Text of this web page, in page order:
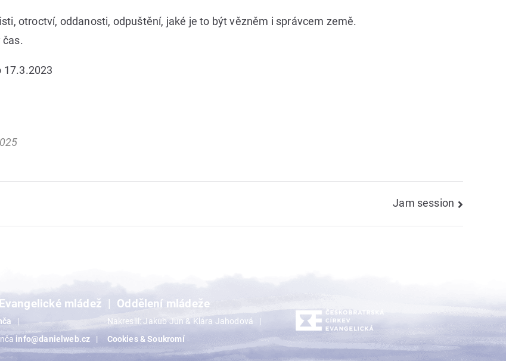
otroctví, oddanosti, odpuštění, jaké je to být vězněm i správcem země.
čas.
17.3.2023
Jam session
Evangelické mládež Oddělení mládeže
Nakreslil: Jakub Jun & Klára Jahodová
info@danielweb.cz Cookies & Soukromí